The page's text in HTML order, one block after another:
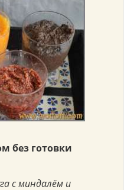
без готовки
с миндалём и